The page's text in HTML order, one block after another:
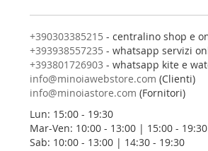
+390303385215 - centralino shop e
+393938557235 - whatsapp servizi
+393801726903 - whatsapp kite e
info@minoiawebstore.com (Clienti)
info@minoiastore.com (Fornitori)
Lun: 15:00 - 19:30
Mar-Ven: 10:00 - 13:00 | 15:00 - 19:30
Sab: 10:00 - 13:00 | 14:30 - 19:30